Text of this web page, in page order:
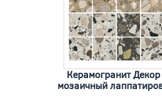
Керамогранит
мозаичный